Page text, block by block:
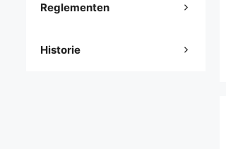
Reglementen
Historie